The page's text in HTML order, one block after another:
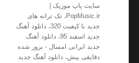
سایت پاپ موزیک |
PopMusic.ir ،تک ترانه های
جدید با کیفیت 320
، دانلود آهنگ
جدید اسفند 95
، دانلود آهنگ
جدید ایرانی امسال - بروز شده
دقایقی پیش، دانلود آهنگ جدید